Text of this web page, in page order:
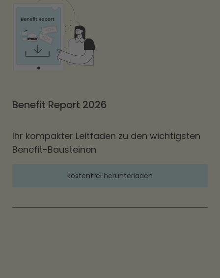
Benefit Report 2026
Ihr kompakter Leitfaden zu den wichtigsten
Benefit-Bausteinen
kostenfrei herunterladen